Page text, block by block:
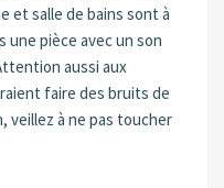
et salle de bains sont à
une pièce avec un son
aussi aux
faire des bruits de
veillez à ne pas toucher